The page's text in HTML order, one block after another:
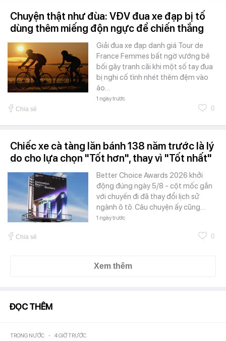
Chuyện thật như đùa: VĐV đua xe đạp bị tố
dùng thêm miếng độn ngực để chiến thắng
Giải đua xe đạp danh giá Tour de
France Femmes bất ngờ vướng bê
bối gây tranh cãi khi một số tay đua
bị nghi cố tình nhét thêm đệm vào
áo…
1 ngày trước
Chia sẻ 0
Chiếc xe cà tàng lăn bánh 138 năm trước là lý
do cho lựa chọn "Tốt hơn", thay vì "Tốt nhất"
Better Choice Awards 2026 khởi
động đúng ngày 5/8 - cột mốc gắn
với chuyến đi đã thay đổi lịch sử
ngành ô tô. Câu chuyện ấy cũng…
1 ngày trước
Chia sẻ 0
Xem thêm
ĐỌC THÊM
TRONG NƯỚC - 4 GIỜ TRƯỚC